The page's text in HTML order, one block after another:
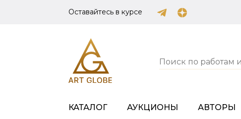
Оставайтесь в курсе
КАТАЛОГ АУКЦИОНЫ АВТОРЫ